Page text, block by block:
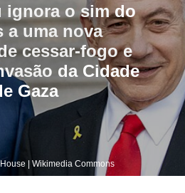
ignora o sim do
a uma nova
cessar-fogo e
da Cidade
Gaza
| Wikimedia Commons